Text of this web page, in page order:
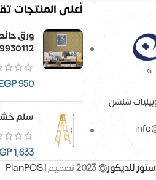
شنشن
أعلى المنتجات
950
سلم
1,633
للديكور© 2023 تصميم |